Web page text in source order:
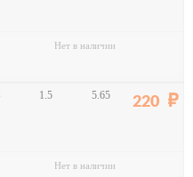
Нет в наличии
1.5 5.65 220
Нет в наличии